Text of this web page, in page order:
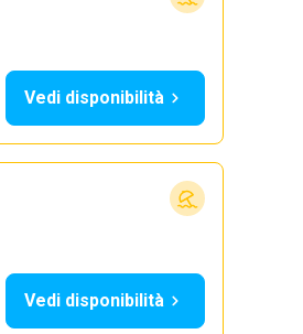
Vedi disponibilità
Vedi disponibilità